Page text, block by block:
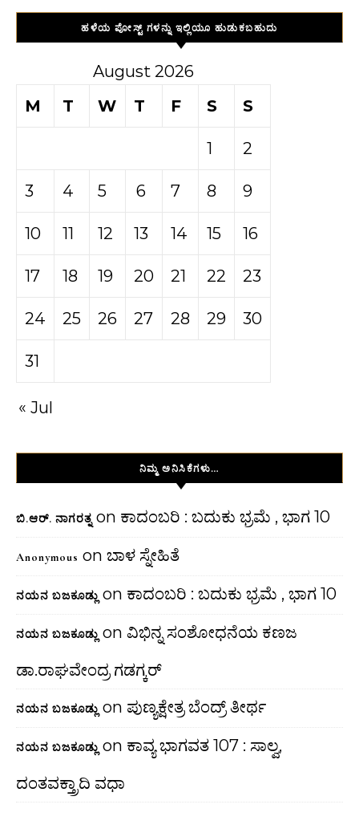
ಹಳೆಯ ಪೋಸ್ಟ್ ಗಳನ್ನು ಇಲ್ಲಿಯೂ ಹುಡುಕಬಹುದು
August 2026
M
T W T F S S
1 2
3 4 5 6 7 8 9
10 11 12 13 14 15 16
17 18 19 20 21 22 23
24 25 26 27 28 29 30
31
« Jul
ನಿಮ್ಮ ಅನಿಸಿಕೆಗಳು…
ಬಿ.ಆರ್. ನಾಗರತ್ನ on ಕಾದಂಬರಿ : ಬದುಕು ಭ್ರಮೆ , ಭಾಗ 10
Anonymous on ಬಾಳ ಸ್ನೇಹಿತೆ
ನಯನ ಬಜಕೂಡ್ಲು on ಕಾದಂಬರಿ : ಬದುಕು ಭ್ರಮೆ , ಭಾಗ 10
ನಯನ ಬಜಕೂಡ್ಲು on ವಿಭಿನ್ನ ಸಂಶೋಧನೆಯ ಕಣಜ
ಡಾ.ರಾಘವೇಂದ್ರ ಗಡಗ್ಕರ್
ನಯನ ಬಜಕೂಡ್ಲು on ಪುಣ್ಯಕ್ಷೇತ್ರ ಬೆಂದ್ರ್ ತೀರ್ಥ
ನಯನ ಬಜಕೂಡ್ಲು on ಕಾವ್ಯ ಭಾಗವತ 107 : ಸಾಲ್ವ,
ದಂತವಕ್ತ್ರಾದಿ ವಧಾ